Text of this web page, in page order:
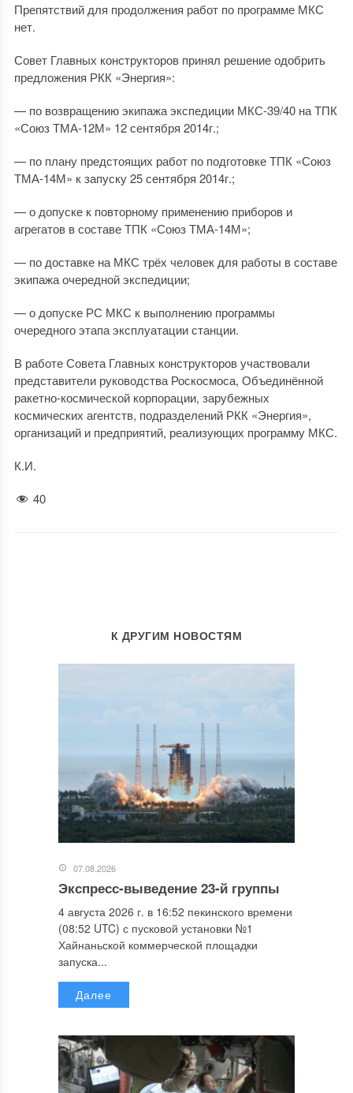
Препятствий для продолжения работ по программе МКС
нет.
Совет Главных конструкторов принял решение одобрить
предложения РКК «Энергия»:
— по возвращению экипажа экспедиции МКС-39/40 на ТПК
«Союз ТМА-12М» 12 сентября 2014г.;
— по плану предстоящих работ по подготовке ТПК «Союз
ТМА-14М» к запуску 25 сентября 2014г.;
— о допуске к повторному применению приборов и
агрегатов в составе ТПК «Союз ТМА-14М»;
— по доставке на МКС трёх человек для работы в составе
экипажа очередной экспедиции;
— о допуске РС МКС к выполнению программы
очередного этапа эксплуатации станции.
В работе Совета Главных конструкторов участвовали
представители руководства Роскосмоса, Объединённой
ракетно-космической корпорации, зарубежных
космических агентств, подразделений РКК «Энергия»,
организаций и предприятий, реализующих программу МКС.
К.И.
40
К ДРУГИМ НОВОСТЯМ
07.08.2026
Экспресс-выведение 23-й группы
4 августа 2026 г. в 16:52 пекинского времени
(08:52 UTC) с пусковой установки №1
Хайнаньской коммерческой площадки
запуска...
Далее